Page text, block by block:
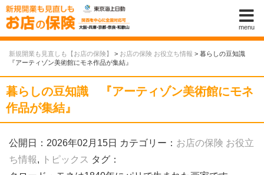
menu
新規開業も見直しも【お店の保険】 > お店の保険 お役立ち情報 > 暮らしの豆知識
『アーティゾン美術館にモネ作品が集結』
暮らしの豆知識 『アーティゾン美術館にモネ
作品が集結』
公開日：2026年02月15日 カテゴリー： お店の保険 お役立
ち情報, トピックス タグ：